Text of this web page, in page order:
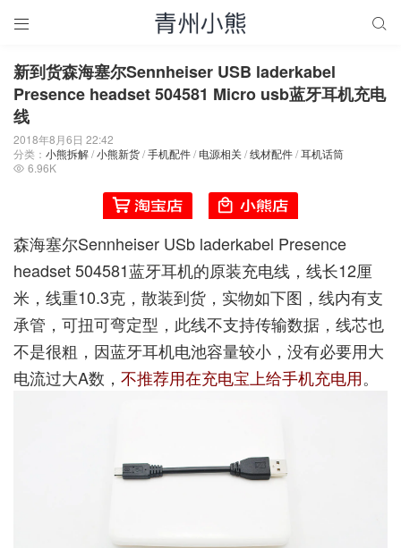
 
新到货森海塞尔Sennheiser USB laderkabel
Presence headset 504581 Micro usb蓝牙耳机充电
线
2018年8月6日 22:42
分类： 小熊拆解/小熊新货/手机配件/ 电源相关/线材配件/耳机话筒
 6.96K
森海塞尔Sennheiser USb laderkabel Presence
headset 504581蓝牙耳机的原装充电线，线长12厘
米，线重10.3克，散装到货，实物如下图，线内有支
承管，可扭可弯定型，此线不支持传输数据，线芯也
不是很粗，因蓝牙耳机电池容量较小，没有必要用大
电流过大A数， 不推荐用在充电宝上给手机充电用。